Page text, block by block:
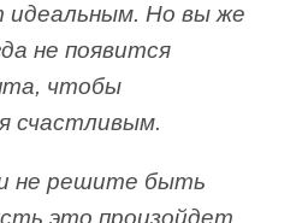
идеальным. Но вы же
не появится
чтобы
счастливым.
не решите быть